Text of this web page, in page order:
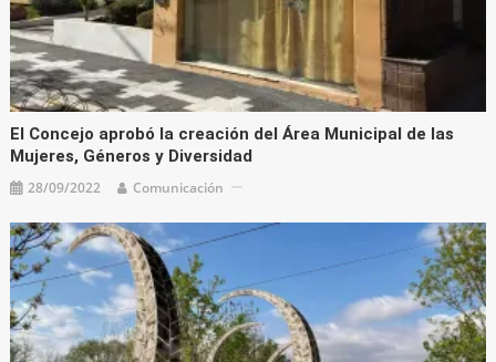
El Concejo aprobó la creación del Área Municipal de las
Mujeres, Géneros y Diversidad
28/09/2022 Comunicación